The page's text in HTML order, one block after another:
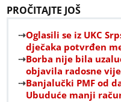
PROČITAJTE JOŠ
Oglasili se iz UKC
dječaka potvrđen
Borba nije bila
objavila radosne
Banjalučki PMF od
Ubuduće manji